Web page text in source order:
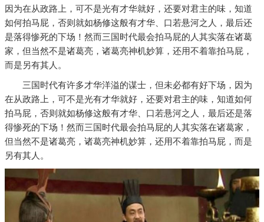
因为在从政路上，可不是光有才华就好，还要对君主的味，知道
如何拍马屁，否则就如杨修这般有才华、口若悬河之人，最后还
是落得惨死的下场！然而三国时代最会拍马屁的人其实落在诸葛
家，但当然不是诸葛亮，诸葛亮神机妙算，还用不着靠拍马屁，
而是另有其人。
三国时代有许多才华洋溢的谋士，但未必都有好下场，因为
在从政路上，可不是光有才华就好，还要对君主的味，知道如何
拍马屁，否则就如杨修这般有才华、口若悬河之人，最后还是落
得惨死的下场！然而三国时代最会拍马屁的人其实落在诸葛家，
但当然不是诸葛亮，诸葛亮神机妙算，还用不着靠拍马屁，而是
另有其人。